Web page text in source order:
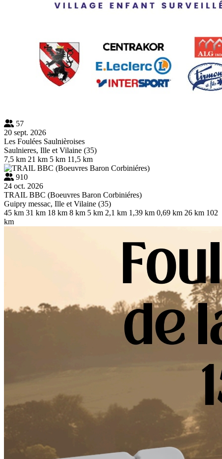
57
20 sept. 2026
Les Foulées Saulnièroises
Saulnieres, Ille et Vilaine (35)
7,5 km 21 km 5 km 11,5 km
910
24 oct. 2026
TRAIL BBC (Boeuvres Baron Corbiniéres)
Guipry messac, Ille et Vilaine (35)
45 km 31 km 18 km 8 km 5 km 2,1 km 1,39 km 0,69 km 26 km 102
km